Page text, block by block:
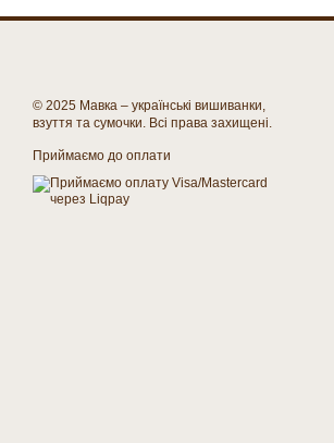
© 2025 Мавка – українські вишиванки,
взуття та сумочки. Всі права захищені.
Приймаємо до оплати